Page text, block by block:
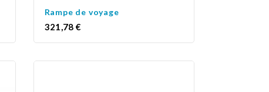
Rampe de voyage
Prix
321,78 €